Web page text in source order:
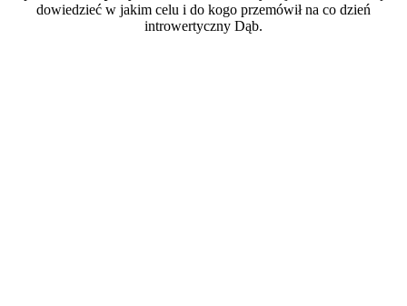
dowiedzieć w jakim celu i do kogo przemówił na co dzień
introwertyczny Dąb.